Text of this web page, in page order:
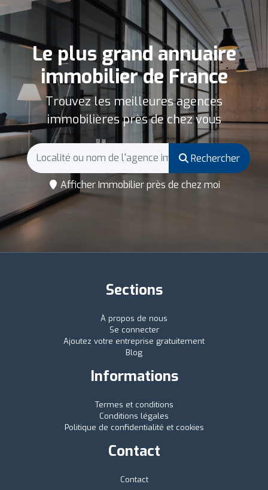
Le plus grand annuaire
immobilier de France
Trouvez les meilleures agences
immobilières près de chez vous
Rechercher
Afficher Immobilier près de chez moi
Sections
À propos de nous
Se connecter
Ajoutez votre entreprise gratuitement
Blog
Informations
Termes et conditions
Conditions légales
Politique de confidentialité et cookies
Contact
Contact